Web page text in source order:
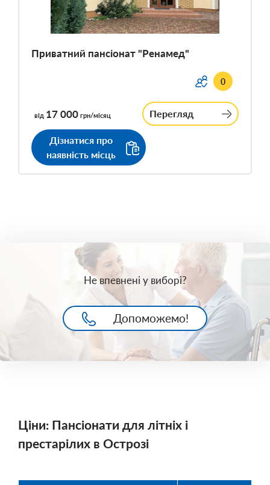
Приватний пансіонат "Ренамед"
0
від 17 000 грн/місяц Перегляд
Дізнатися про
наявність місць
Не впевнені у виборі?
Допоможемо!
Ціни: Пансіонати для літніх і
престарілих в Острозі